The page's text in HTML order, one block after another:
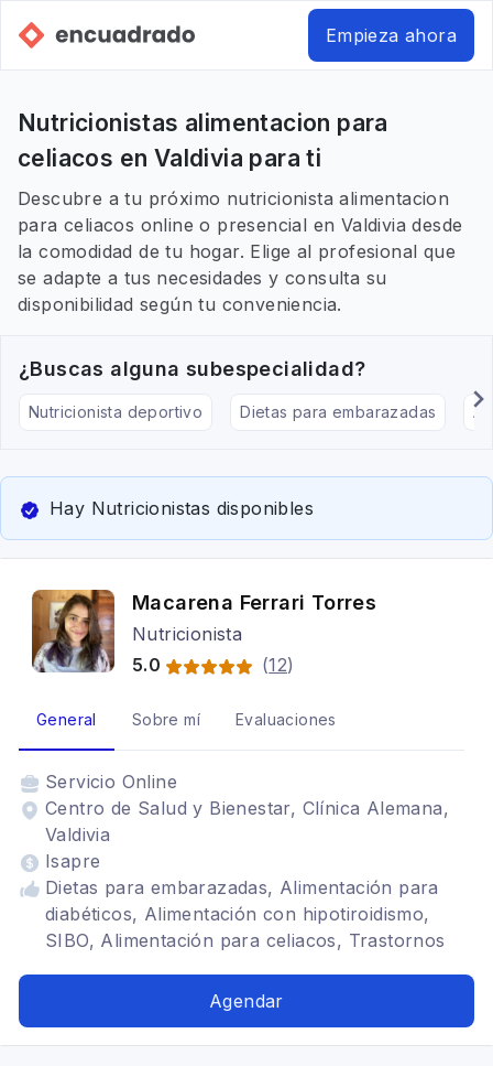
Empieza ahora
Nutricionistas alimentacion para
celiacos en Valdivia para ti
Descubre a tu próximo nutricionista alimentacion
para celiacos online o presencial en Valdivia desde
la comodidad de tu hogar. Elige al profesional que
se adapte a tus necesidades y consulta su
disponibilidad según tu conveniencia.
¿Buscas alguna subespecialidad?
Nutricionista deportivo Dietas para embarazadas
Hay Nutricionistas disponibles
Macarena Ferrari Torres
Nutricionista
5.0
(12)
General Sobre mí Evaluaciones
Servicio Online
Centro de Salud y Bienestar, Clínica Alemana,
Valdivia
Isapre
Dietas para embarazadas, Alimentación para
diabéticos, Alimentación con hipotiroidismo,
SIBO, Alimentación para celiacos, Trastornos
nerviosa, Problemas digestivos, Alimentación
Agendar